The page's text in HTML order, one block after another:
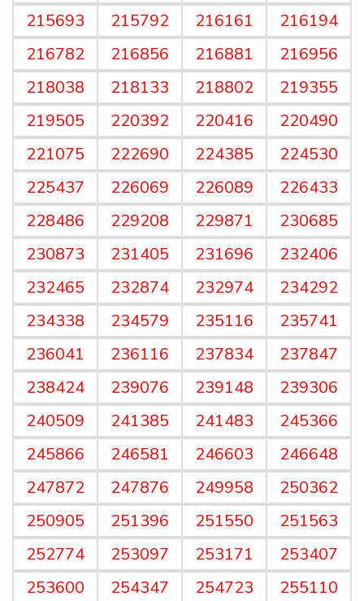
215693
215792 216161
216194
216782
216856 216881
216956
218038
218133 218802
219355
219505
220392 220416
220490
221075
222690 224385
224530
225437
226069 226089
226433
228486
229208 229871
230685
230873
231405 231696
232406
232465
232874 232974
234292
234338
234579 235116
235741
236041
236116 237834
237847
238424
239076 239148
239306
240509
241385 241483
245366
245866
246581 246603
246648
247872
247876 249958
250362
250905
251396 251550
251563
252774
253097 253171
253407
253600
254347 254723
255110